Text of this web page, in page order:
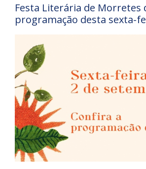
Festa Literária de Morretes
programação desta sexta-